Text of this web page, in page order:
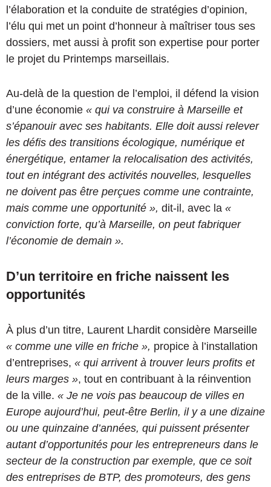
l’élaboration et la conduite de stratégies d’opinion,
l’élu qui met un point d’honneur à maîtriser tous ses
dossiers, met aussi à profit son expertise pour porter
le projet du Printemps marseillais.
Au-delà de la question de l’emploi, il défend la vision
d’une économie « qui va construire à Marseille et
s’épanouir avec ses habitants. Elle doit aussi relever
les défis des transitions écologique, numérique et
énergétique, entamer la relocalisation des activités,
tout en intégrant des activités nouvelles, lesquelles
ne doivent pas être perçues comme une contrainte,
mais comme une opportunité », dit-il, avec la «
conviction forte, qu’à Marseille, on peut fabriquer
l’économie de demain ».
D’un territoire en friche naissent les
opportunités
À plus d’un titre, Laurent Lhardit considère Marseille
« comme une ville en friche », propice à l’installation
d’entreprises, « qui arrivent à trouver leurs profits et
leurs marges », tout en contribuant à la réinvention
de la ville. « Je ne vois pas beaucoup de villes en
Europe aujourd’hui, peut-être Berlin, il y a une dizaine
ou une quinzaine d’années, qui puissent présenter
autant d’opportunités pour les entrepreneurs dans le
secteur de la construction par exemple, que ce soit
des entreprises de BTP, des promoteurs, des gens